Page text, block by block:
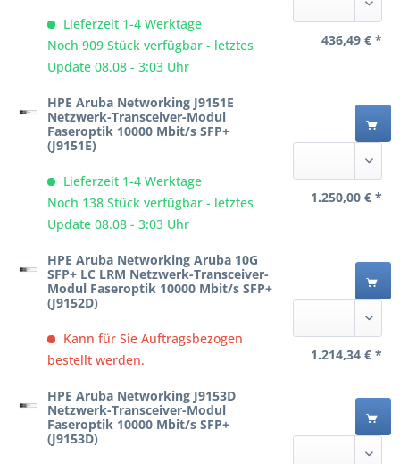
Lieferzeit 1-4 Werktage
Noch 909 Stück verfügbar - letztes
Update 08.08 - 3:03 Uhr
436,49 € *
HPE Aruba Networking J9151E
Netzwerk-Transceiver-Modul
Faseroptik 10000 Mbit/s SFP+
(J9151E)
Lieferzeit 1-4 Werktage
Noch 138 Stück verfügbar - letztes
Update 08.08 - 3:03 Uhr
1.250,00 € *
HPE Aruba Networking Aruba 10G
SFP+ LC LRM Netzwerk-Transceiver-
Modul Faseroptik 10000 Mbit/s SFP+
(J9152D)
Kann für Sie Auftragsbezogen
bestellt werden.
1.214,34 € *
HPE Aruba Networking J9153D
Netzwerk-Transceiver-Modul
Faseroptik 10000 Mbit/s SFP+
(J9153D)